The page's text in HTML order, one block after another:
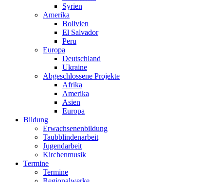
Syrien
Amerika
Bolivien
El Salvador
Peru
Europa
Deutschland
Ukraine
Abgeschlossene Projekte
Afrika
Amerika
Asien
Europa
Bildung
Erwachsenenbildung
Taubblindenarbeit
Jugendarbeit
Kirchenmusik
Termine
Termine